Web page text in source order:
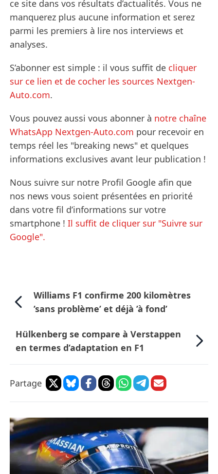
ce site dans vos résultats d’actualités. Vous ne
manquerez plus aucune information et serez
parmi les premiers à lire nos interviews et
analyses.
S’abonner est simple : il vous suffit de cliquer
sur ce lien et de cocher les sources Nextgen-
Auto.com.
Vous pouvez aussi vous abonner à notre chaîne
WhatsApp Nextgen-Auto.com pour recevoir en
temps réel les "breaking news" et quelques
informations exclusives avant leur publication !
Nous suivre sur notre Profil Google afin que
nos news vous soient présentées en priorité
dans votre fil d’informations sur votre
smartphone ! Il suffit de cliquer sur "Suivre sur
Google".
Williams F1 confirme 200 kilomètres
’sans problème’ et déjà ’à fond’
Hülkenberg se compare à Verstappen
en termes d’adaptation en F1
Partage